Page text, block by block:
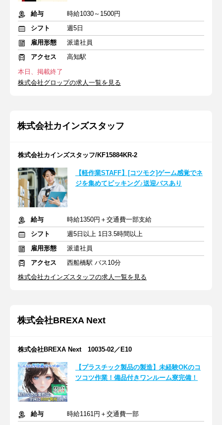
給与
時給1030～1500円
シフト
週5日
雇用形態
派遣社員
アクセス
高知駅
本日、掲載終了
株式会社グロップの求人一覧を見る
株式会社カインズスタッフ
株式会社カインズスタッフ/KF15884KR-2
【軽作業STAFF】[コツモク]ゲーム感覚でネ
ジを集めてピッキング♪送迎バスあり
給与
時給1350円＋交通費一部支給
シフト
週5日以上 1日3.5時間以上
雇用形態
派遣社員
アクセス
西船橋駅 バス10分
株式会社カインズスタッフの求人一覧を見る
株式会社BREXA Next
株式会社BREXA Next 10035-02／E10
【プラスチック製品の製造】未経験OKのコ
ツコツ作業！備品付きワンルーム寮完備！
給与
時給1161円＋交通費一部